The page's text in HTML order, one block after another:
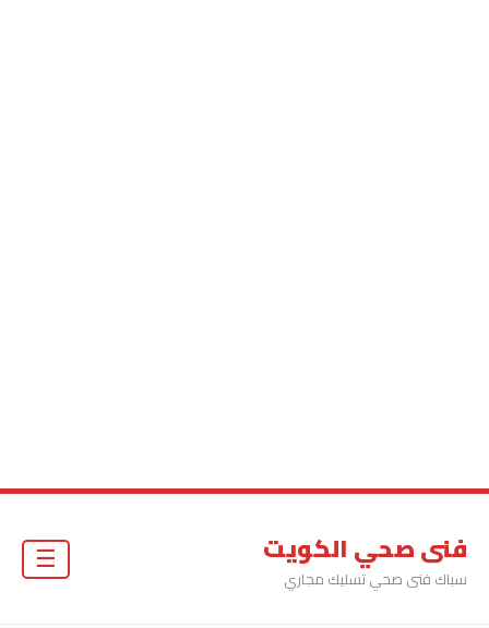
فنى صحي الكويت
سباك فنى صحي تسليك مجاري